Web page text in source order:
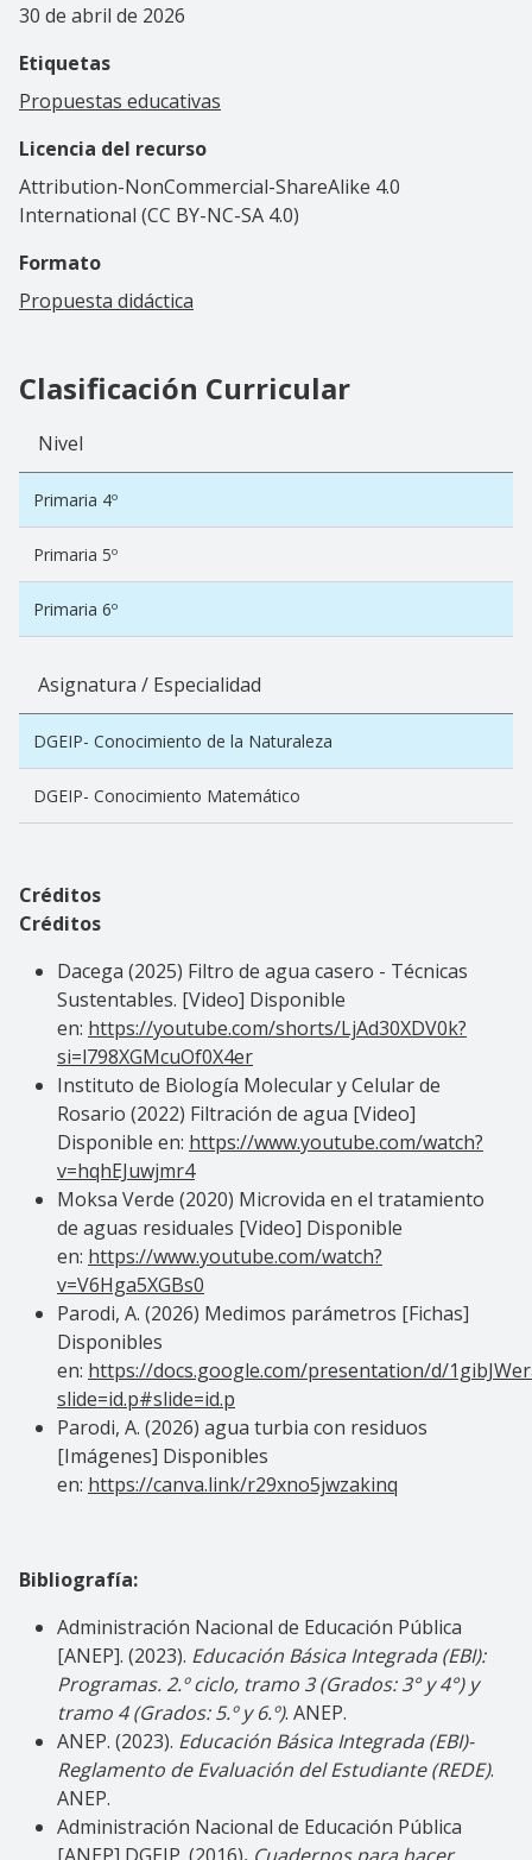
30 de abril de 2026
Etiquetas
Propuestas educativas
Licencia del recurso
Attribution-NonCommercial-ShareAlike 4.0
International (CC BY-NC-SA 4.0)
Formato
Propuesta didáctica
Clasificación Curricular
Nivel
Primaria 4º
Primaria 5º
Primaria 6º
Asignatura / Especialidad
DGEIP- Conocimiento de la Naturaleza
DGEIP- Conocimiento Matemático
Créditos
Créditos
Dacega (2025) Filtro de agua casero - Técnicas
Sustentables. [Video] Disponible
en: https://youtube.com/shorts/LjAd30XDV0k?
si=l798XGMcuOf0X4er
Instituto de Biología Molecular y Celular de
Rosario (2022) Filtración de agua [Video]
Disponible en: https://www.youtube.com/watch?
v=hqhEJuwjmr4
Moksa Verde (2020) Microvida en el tratamiento
de aguas residuales [Video] Disponible
en: https://www.youtube.com/watch?
v=V6Hga5XGBs0
Parodi, A. (2026) Medimos parámetros [Fichas]
Disponibles
en: https://docs.google.com/presentation/d/
slide=id.p#slide=id.p
Parodi, A. (2026) agua turbia con residuos
[Imágenes] Disponibles
en: https://canva.link/r29xno5jwzakinq
Bibliografía:
Administración Nacional de Educación Pública
[ANEP]. (2023). Educación Básica Integrada (EBI):
Programas. 2.º ciclo, tramo 3 (Grados: 3° y 4°) y
tramo 4 (Grados: 5.º y 6.º). ANEP.
ANEP. (2023). Educación Básica Integrada (EBI)-
Reglamento de Evaluación del Estudiante (REDE).
ANEP.
Administración Nacional de Educación Pública
[ANEP] DGEIP. (2016). Cuadernos para hacer